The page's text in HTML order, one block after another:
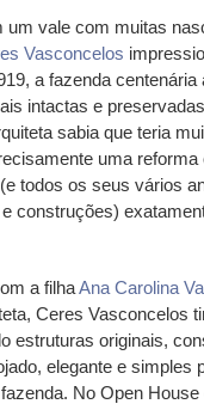
um vale com muitas
Vasconcelos
a fazenda centenária
intactas e
sabia que teria
uma reforma
todos os seus vários
construções)
a filhaAna Carolina
Ceres Vasconcelos
estruturas originais,
elegante e simples
No Open